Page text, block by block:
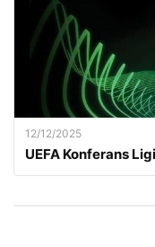
12/12/2025
UEFA Konferans